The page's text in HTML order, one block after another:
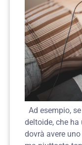
Ad esempio,
deltoide, che
dovrà avere